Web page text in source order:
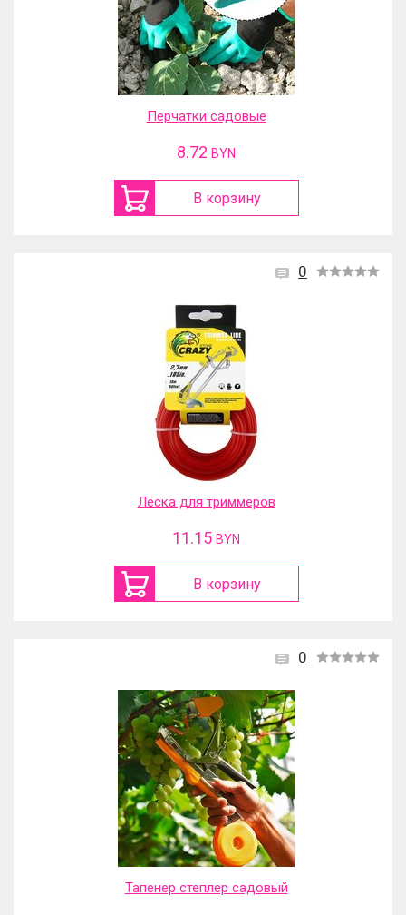
Перчатки садовые
8.72 BYN
В корзину
0
Леска для триммеров
11.15 BYN
В корзину
0
Тапенер степлер садовый